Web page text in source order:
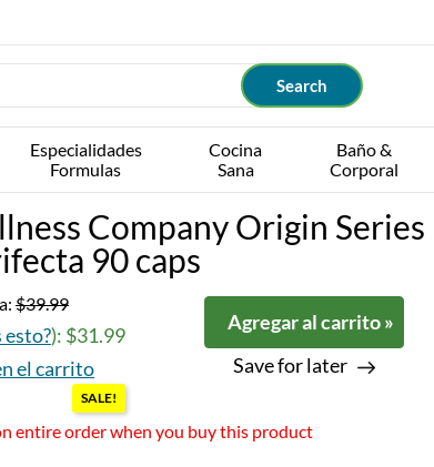
Especialidades
Formulas
Cocina
Sana
Baño &
Corporal
Company Origin Series
90 caps
$39.99
esto?): $31.99
el carrito
SALE!
Agregar al carrito »
Save for later
entire order when you buy this product